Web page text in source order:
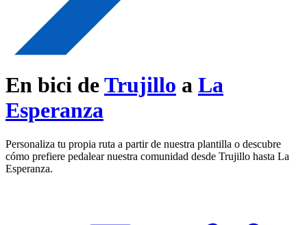
En bici deTrujillo a La
Esperanza
Personaliza tu propia ruta a partir de nuestra plantilla o descubre
cómo prefiere pedalear nuestra comunidad desde Trujillo hasta La
Esperanza.